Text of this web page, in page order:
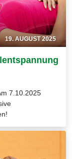
19. AUGUST 2025
7.10.2025